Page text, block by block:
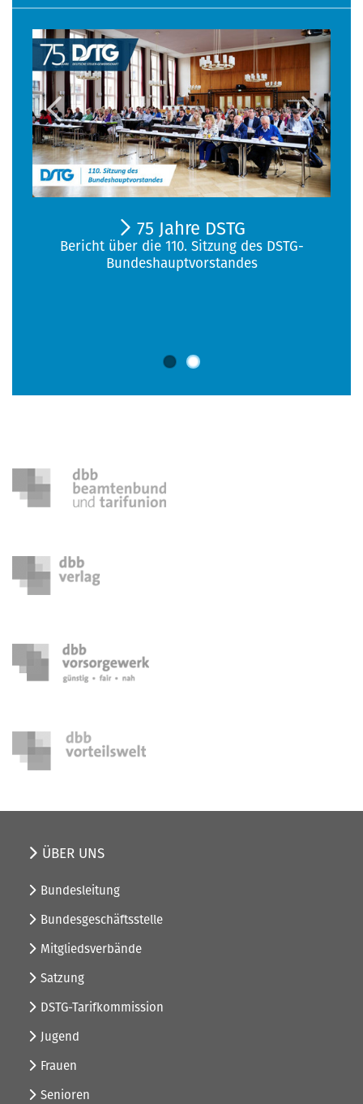
Bericht über die 110. Sitzung des DSTG-
Bundeshauptvorstandes
75 Jahre DSTG
ÜBER UNS
Bundesleitung
Bundesgeschäftsstelle
Mitgliedsverbände
Satzung
DSTG-Tarifkommission
Jugend
Frauen
Senioren